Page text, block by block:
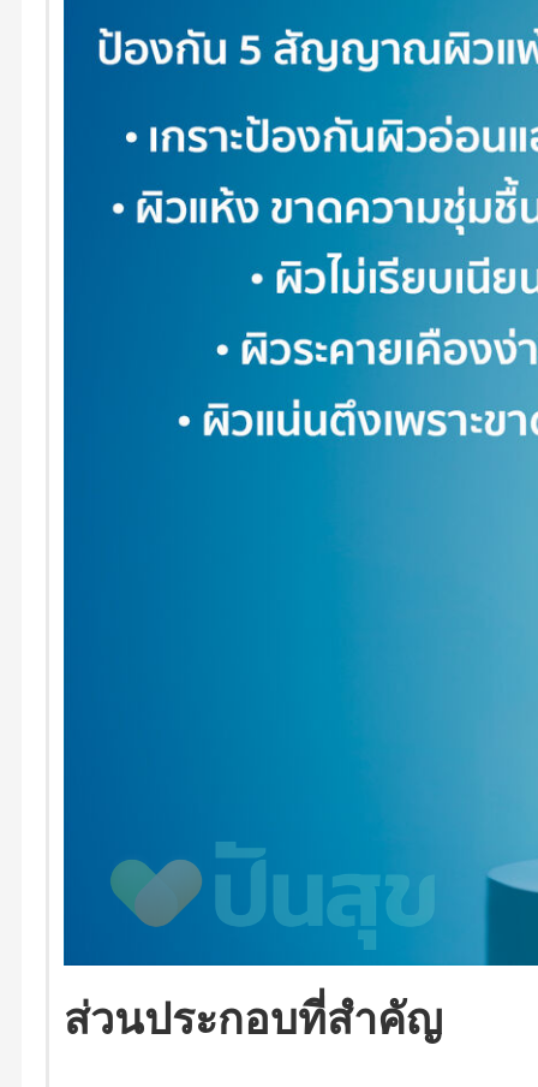
ส่วนประกอบที่สำคัญ